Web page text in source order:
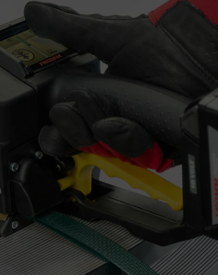
Produktnavn:
Kontaktinformasjon:
Din melding:
Jeg aksepterer
personvernerklæringen